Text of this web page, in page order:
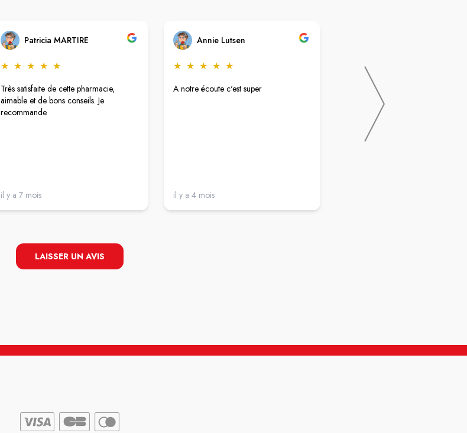
Patricia MARTIRE
★ ★ ★ ★ ★
Très satisfaite de cette pharmacie,
aimable et de bons conseils. Je
recommande
il y a 7 mois
Annie Lutsen
★ ★ ★ ★ ★
A notre écoute c'est super
il y a 4 mois
★
Excellent accueil !
De bon conseil..
C'est agréable..Et l'ouverture en
continue très pratique lorsque que
travaille.
LAISSER UN AVIS